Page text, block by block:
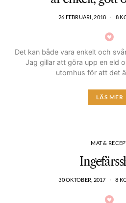
26 FEBRUARI, 2018 8
Det kan både vara enkelt och
Jag gillar att göra upp en eld
utomhus för att det
LÄS MER
MAT &
30 OKTOBER, 2017 8